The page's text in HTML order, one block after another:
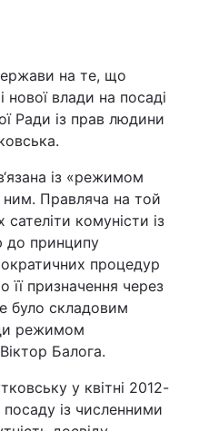
на те, що
влади на посаді
Ради із прав людини
із «режимом
Правляча на той
сателіти комуністи із
до принципу
процедур
її призначення через
було складовим
режимом
Балога.
у квітні 2012-
із численними